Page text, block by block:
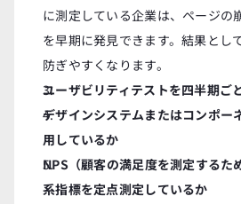
に測定している企業は、ページの
を早期に発見できます。結果とし
防ぎやすくなります。
ユーザビリティテストを四半期ご
デザインシステムまたはコンポー
用しているか
NPS（顧客の満足度を測定するた
系指標を定点測定しているか